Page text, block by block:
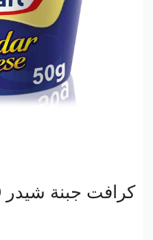
كرافت جبنة شيدر 50جم